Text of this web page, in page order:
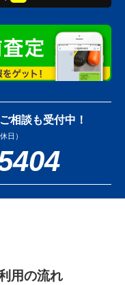
相談も受付中！
日）
用の流れ